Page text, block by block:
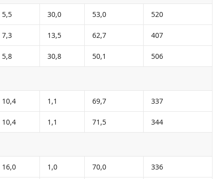
5,5 30,0 53,0 520
7,3 13,5 62,7 407
5,8 30,8 50,1 506
10,4 1,1 69,7 337
10,4 1,1 71,5 344
16,0 1,0 70,0 336